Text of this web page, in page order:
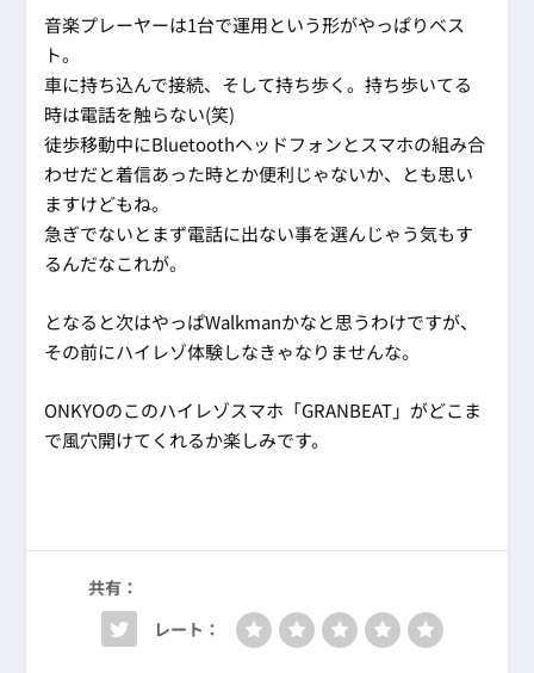
音楽プレーヤーは1台で運用という形がやっぱりベス
ト。
車に持ち込んで接続、そして持ち歩く。持ち歩いてる
時は電話を触らない(笑)
徒歩移動中にBluetoothヘッドフォンとスマホの組み合
わせだと着信あった時とか便利じゃないか、とも思い
ますけどもね。
急ぎでないとまず電話に出ない事を選んじゃう気もす
るんだなこれが。
となると次はやっぱWalkmanかなと思うわけですが、
その前にハイレゾ体験しなきゃなりませんな。
ONKYOのこのハイレゾスマホ「GRANBEAT」がどこま
で風穴開けてくれるか楽しみです。
共有：
レート：